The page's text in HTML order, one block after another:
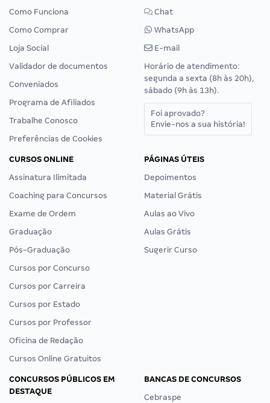
Como Funciona
Como Comprar
Loja Social
Validador de documentos
Conveniados
Programa de Afiliados
Trabalhe Conosco
Preferências de Cookies
Chat
WhatsApp
E-mail
Horário de atendimento:
segunda a sexta (8h às 20h),
sábado (9h às 13h).
Foi aprovado?
Envie-nos a sua história!
CURSOS ONLINE
Assinatura Ilimitada
Coaching para Concursos
Exame de Ordem
Graduação
Pós-Graduação
Cursos por Concurso
Cursos por Carreira
Cursos por Estado
Cursos por Professor
Oficina de Redação
Cursos Online Gratuitos
PÁGINAS ÚTEIS
Depoimentos
Material Grátis
Aulas ao Vivo
Aulas Grátis
Sugerir Curso
CONCURSOS PÚBLICOS EM
DESTAQUE
BANCAS DE CONCURSOS
Cebraspe